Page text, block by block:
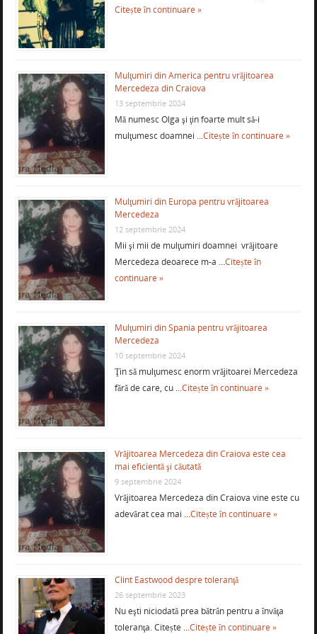
Citește în continuare »
Mulţumiri din America pentru vrăjitoarea
Mercedeza din Craiova
13 septembrie 2024
Mă numesc Olga şi ţin foarte mult să-i
mulţumesc doamnei …Citește în continuare »
Mulţumiri din Europa pentru vrăjitoarea
Mercedeza
12 septembrie 2024
Mii şi mii de mulţumiri doamnei vrăjitoare
Mercedeza deoarece m-a …Citește în
continuare »
Mulţumiri din Spania pentru vrăjitoarea
Mercedeza
10 septembrie 2024
Ţin să mulţumesc enorm vrăjitoarei Mercedeza
fără de care, cu …Citește în continuare »
Vrăjitoarea Mercedeza din Craiova este cea
mai eficientă şi căutată
9 septembrie 2024
Vrăjitoarea Mercedeza din Craiova vine este cu
adevărat cea mai …Citește în continuare »
Clint Eastwood despre toleranţă
26 septembrie 2023
Nu eşti niciodată prea bătrân pentru a învăţa
toleranţa. Citește …Citește în continuare »